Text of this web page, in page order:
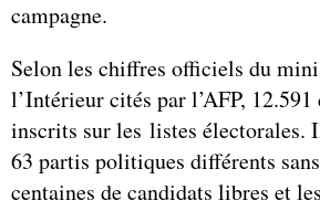
campagne.
Selon les chiffres officiels du
l’Intérieur cités par l’AFP, 12.591
inscrits sur les listes électorales.
63 partis politiques différents
centaines de candidats libres et